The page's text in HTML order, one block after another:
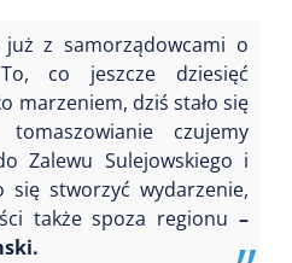
już z samorządowcami o
co jeszcze dziesięć
marzeniem, dziś stało się
tomaszowianie czujemy
Zalewu Sulejowskiego i
się stworzyć wydarzenie,
także spoza regionu –